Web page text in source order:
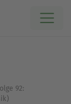
92: